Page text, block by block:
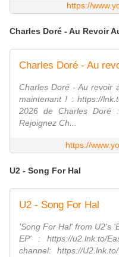
https://
Charles Doré - Au Revoir
Charles Doré - Au
Charles Doré - Au revoir
maintenant ! : https://
2026 de Charles Doré :
Rejoignez Ch...
https://
U2 - Song For Hal
U2 - Song For Hal
'Song For Hal' from U2's
EP' : https://u2.lnk.to/
channel: https://